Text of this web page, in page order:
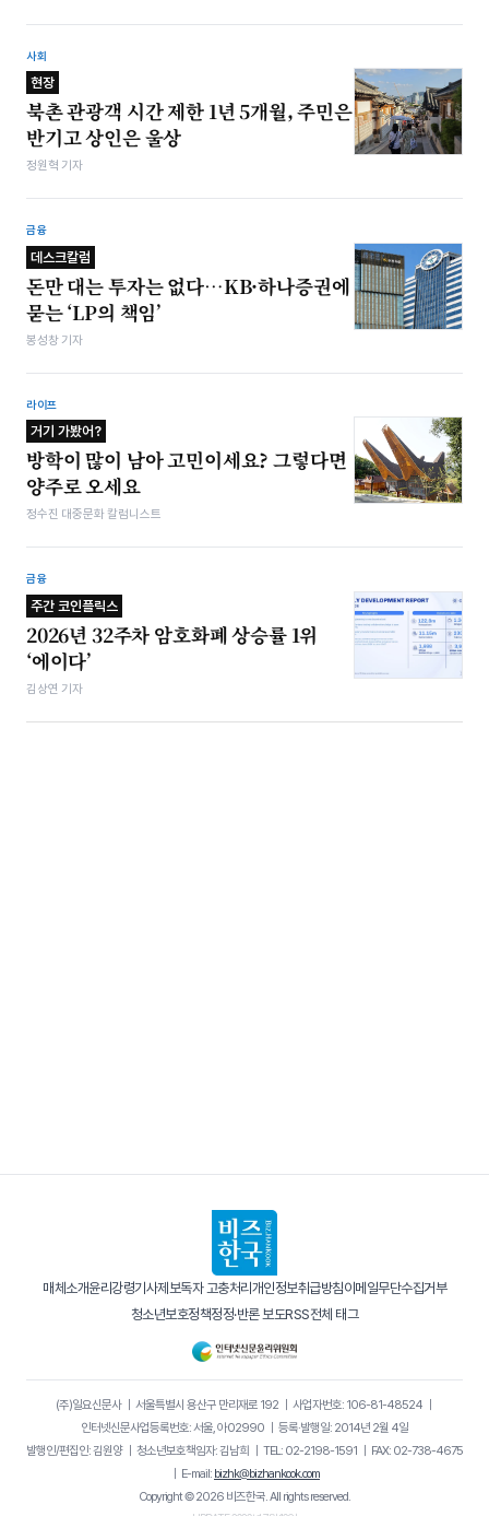
사회
현장
북촌 관광객 시간 제한 1년 5개월, 주민은
반기고 상인은 울상
정원혁 기자
금융
데스크칼럼
돈만 대는 투자는 없다…KB·하나증권에
묻는 ‘LP의 책임’
봉성창 기자
라이프
거기 가봤어?
방학이 많이 남아 고민이세요? 그렇다면
양주로 오세요
정수진 대중문화 칼럼니스트
금융
주간 코인플릭스
2026년 32주차 암호화폐 상승률 1위
‘에이다’
김상연 기자
매체소개윤리강령기사제보독자 고충처리 개인정보취급방침이메일무단수집거부
청소년보호정책정정·반론 보도RSS전체 태그
(주)일요신문사｜ 서울특별시 용산구 만리재로 192｜ 사업자번호: 106-81-48524｜
인터넷신문사업등록번호: 서울, 아02990
등록·발행일: 2014년 2월 4일
발행인/편집인: 김원양｜ 청소년보호책임자: 김남희 TEL: 02-2198-1591
FAX: 02-738-4675
E-mail: bizhk@bizhankook.com
Copyright © 2026 비즈한국. All rights reserved.